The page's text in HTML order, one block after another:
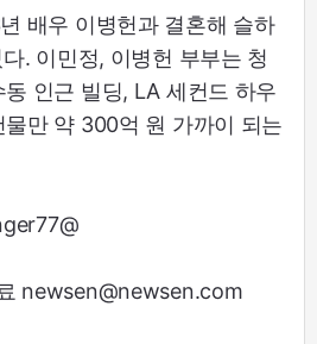
배우 이병헌과 결혼해 슬하
. 이민정, 이병헌 부부는 청
인근 빌딩, LA 세컨드 하우
만 약 300억 원 가까이 되는
newsen@newsen.com